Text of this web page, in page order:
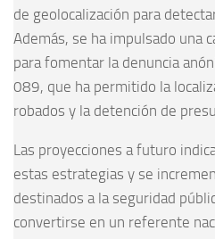
de geolocalización para
Además, se ha impulsado una
para fomentar la denuncia
089, que ha permitido la
robados y la detención de
Las proyecciones a futuro
estas estrategias y se
destinados a la seguridad
convertirse en un referente